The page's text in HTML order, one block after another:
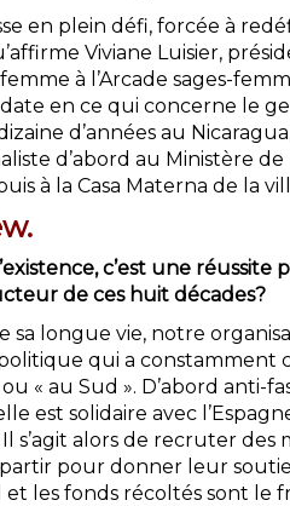
en plein défi, forcée à
Viviane Luisier,
à l’Arcade sages-
en ce qui concerne le
d’années au
d’abord au Ministère
à la Casa Materna de la
c’est une
de ces huit décades?
sa longue vie, notre
qui a constamment
« au Sud ». D’abord anti-
est solidaire avec
s’agit alors de recruter des
partir pour donner leur
et les fonds récoltés sont le